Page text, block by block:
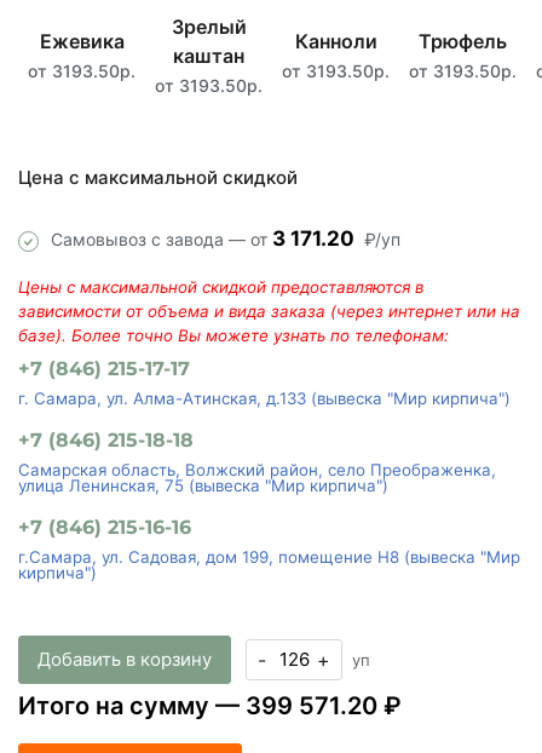
Ежевика
от 3193.50р.
Зрелый
каштан
от 3193.50р.
Канноли
от 3193.50р.
Трюфель
от 3193.50р.
Цена с максимальной скидкой
Самовывоз с завода — от 3 171.20 ₽/уп
Цены с максимальной скидкой предоставляются в
зависимости от объема и вида заказа (через интернет или на
базе). Более точно Вы можете узнать по телефонам:
+7 (846) 215-17-17
г. Самара, ул. Алма-Атинская, д.133 (вывеска "Мир кирпича")
+7 (846) 215-18-18
Самарская область, Волжский район, село Преображенка,
улица Ленинская, 75 (вывеска "Мир кирпича")
+7 (846) 215-16-16
г.Самара, ул. Садовая, дом 199, помещение Н8 (вывеска "Мир
кирпича")
Добавить в корзину - + уп
Итого на сумму — 399 571.20 ₽